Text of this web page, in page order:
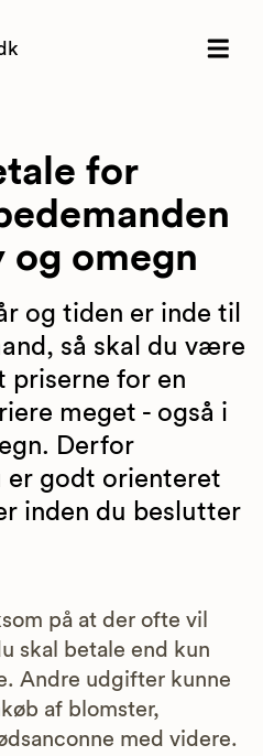
for
og omegn
og tiden er inde til
så skal du være
for en
meget - også i
Derfor
er godt orienteret
inden du beslutter
på at der ofte vil
skal betale end kun
Andre udgifter kunne
af blomster,
med videre.